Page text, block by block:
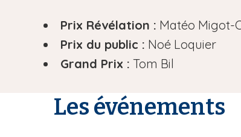
Prix Révélation : Matéo Migot-
Prix du public : Noé Loquier
Grand Prix : Tom Bil
Les événements